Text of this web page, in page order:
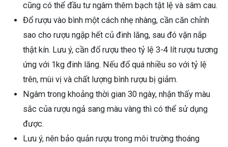
cũng có thể đầu tư ngâm thêm bạch tật lệ và sâm cau.
Đổ rượu vào bình một cách nhẹ nhàng, cần căn chỉnh
sao cho rượu ngập hết củ đinh lăng, sau đó vặn nắp
thật kín. Lưu ý, cần đổ rượu theo tỷ lệ 3-4 lít rượu tương
ứng với 1kg đinh lăng. Nếu đổ quá nhiều so với tỷ lệ
trên, mùi vị và chất lượng bình rượu bị giảm.
Ngâm trong khoảng thời gian 30 ngày, nhận thấy màu
sắc của rượu ngả sang màu vàng thì có thể sử dụng
được.
Lưu ý, nên bảo quản rượu trong môi trường thoáng